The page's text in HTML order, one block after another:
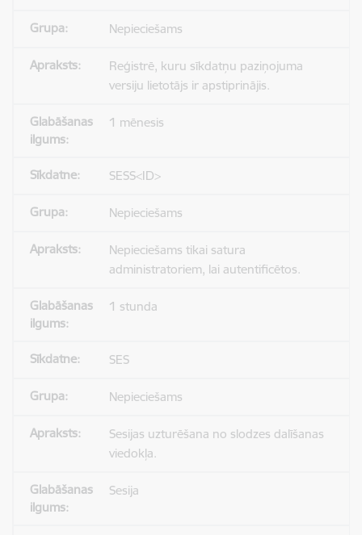
Nepieciešams
Reģistrē, kuru sīkdatņu paziņojuma
versiju lietotājs ir apstiprinājis.
1 mēnesis
SESS<ID>
Nepieciešams
Nepieciešams tikai satura
administratoriem, lai autentificētos.
1 stunda
SES
Nepieciešams
Sesijas uzturēšana no slodzes dalīšanas
viedokļa.
Sesija